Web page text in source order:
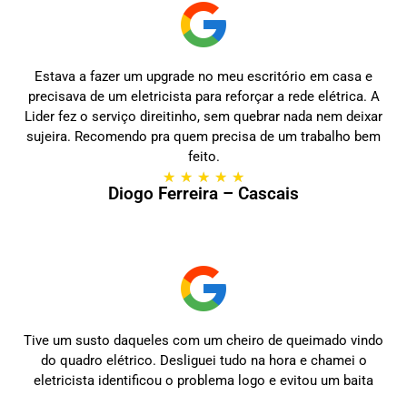
Estava a fazer um upgrade no meu escritório em casa e
precisava de um eletricista para reforçar a rede elétrica. A
Lider fez o serviço direitinho, sem quebrar nada nem deixar
sujeira. Recomendo pra quem precisa de um trabalho bem
feito.
★ ★ ★ ★ ★
Diogo Ferreira – Cascais
Tive um susto daqueles com um cheiro de queimado vindo
do quadro elétrico. Desliguei tudo na hora e chamei o
eletricista identificou o problema logo e evitou um baita